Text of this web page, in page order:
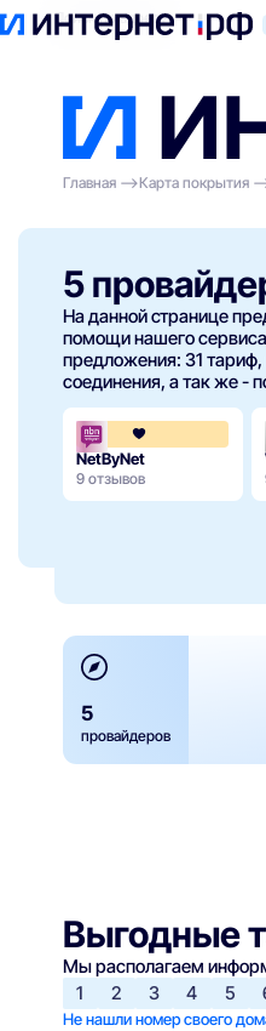
Поиск по адресу
Главная
Карта покрытия
5
На данной странице
помощи нашего
предложения: 31 тариф,
соединения, а так же -
NetByNet
9 отзывов
5
провайдеров
Выгодные
Мы располагаем
1
2 3 4 5
Не нашли номер своего